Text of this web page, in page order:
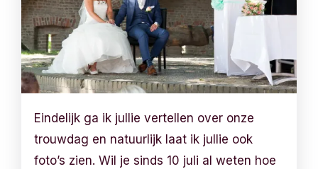
Eindelijk ga ik jullie vertellen over onze
trouwdag en natuurlijk laat ik jullie ook
foto’s zien. Wil je sinds 10 juli al weten hoe